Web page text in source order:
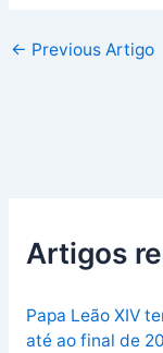
← Previous Artigo
Artigos
Papa Leão XIV
até ao final de